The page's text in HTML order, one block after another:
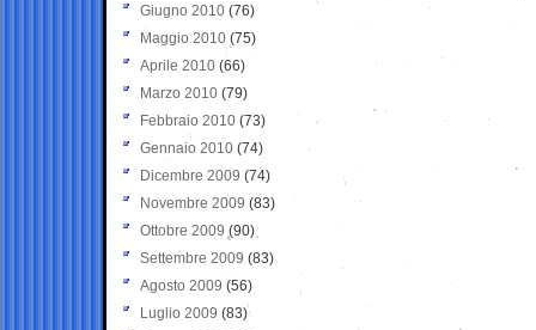
Giugno 2010 (76)
Maggio 2010 (75)
Aprile 2010 (66)
Marzo 2010 (79)
Febbraio 2010 (73)
Gennaio 2010 (74)
Dicembre 2009 (74)
Novembre 2009 (83)
Ottobre 2009 (90)
Settembre 2009 (83)
Agosto 2009 (56)
Luglio 2009 (83)